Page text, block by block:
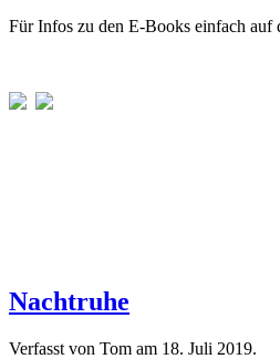
Für Infos zu den E-Books einfach auf
Nachtruhe
Verfasst von Tom am 18. Juli 2019.